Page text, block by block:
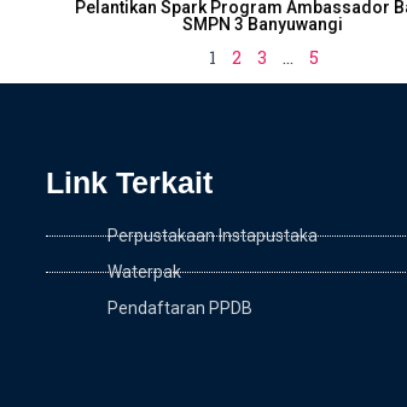
Pelantikan Spark Program Ambassador
SMPN 3 Banyuwangi
1 2 3 … 5
Link Terkait
Perpustakaan Instapustaka
Waterpak
Pendaftaran PPDB